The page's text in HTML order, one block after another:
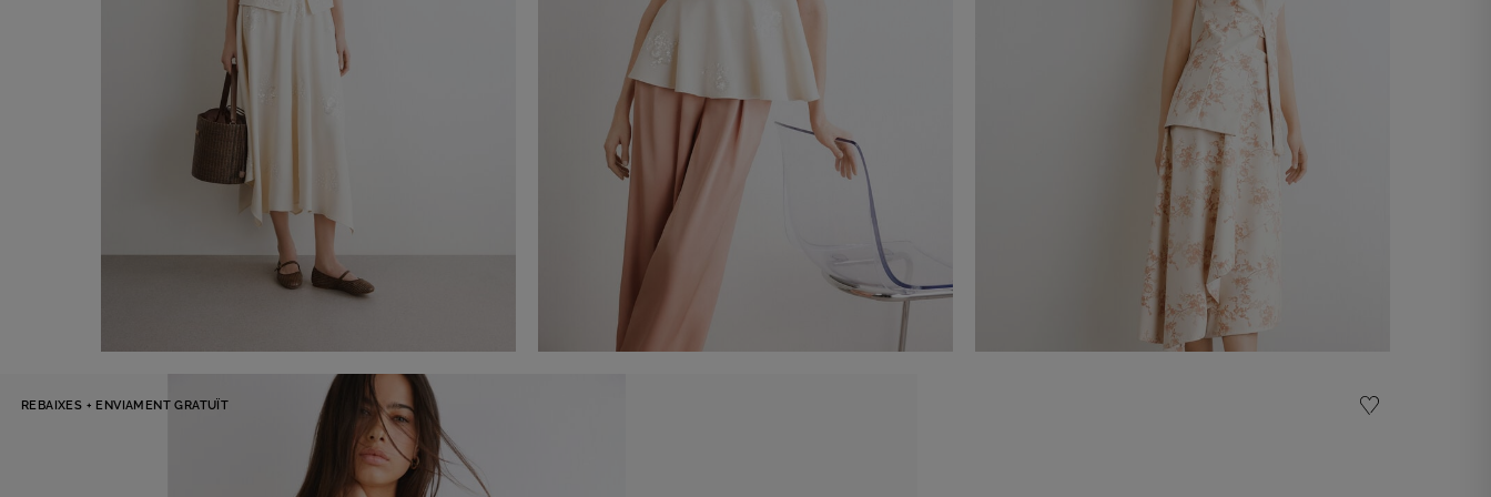
€ 125,00 € 250,00
REBAIXES + ENVIAMENT GRATUÏT